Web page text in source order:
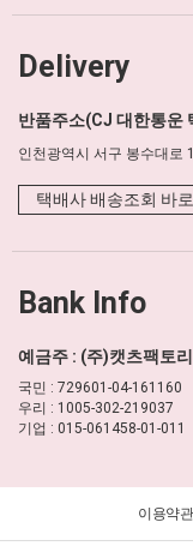
Delivery
반품주소(CJ 대한통운
인천광역시 서구 봉수대로
택배사 배송조회 바
Bank Info
예금주 : (주)캣츠팩토리
국민 : 729601-04-
우리 : 1005-302-
기업 : 015-061458-01-011
이용약관